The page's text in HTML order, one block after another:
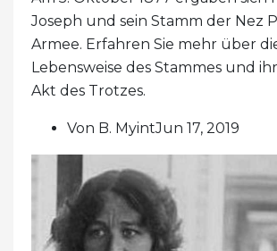
Joseph und sein Stamm der Nez
Armee. Erfahren Sie mehr über
Lebensweise des Stammes und
Akt des Trotzes.
Von B. MyintJun 17, 2019